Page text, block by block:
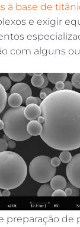
à base de
e exigir
com alguns
preparação de